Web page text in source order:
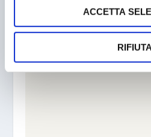
ACCETTA
RIFIUTA